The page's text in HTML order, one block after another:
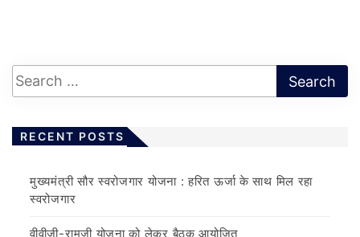
RECENT POSTS
मुख्यमंत्री सौर स्वरोजगार योजना : हरित ऊर्जा के साथ मिल रहा
स्वरोजगार
वीवीजी-रामजी योजना को लेकर बैठक आयोजित